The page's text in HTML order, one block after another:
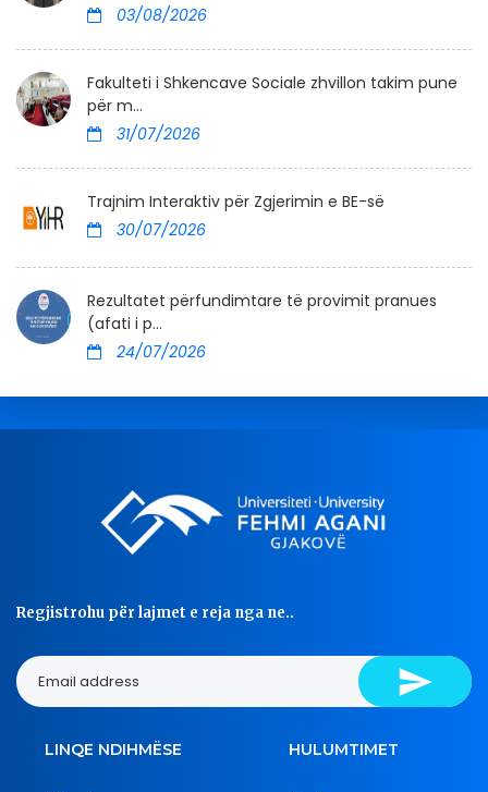
03/08/2026
Fakulteti i Shkencave Sociale zhvillon takim pune
për m...
31/07/2026
Trajnim Interaktiv për Zgjerimin e BE-së
30/07/2026
Rezultatet përfundimtare të provimit pranues
(afati i p...
24/07/2026
Regjistrohu për lajmet e reja nga ne..
LINQE NDIHMËSE HULUMTIMET